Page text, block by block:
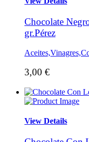
Chocolate
gr.Pérez
3,00 €
View Details